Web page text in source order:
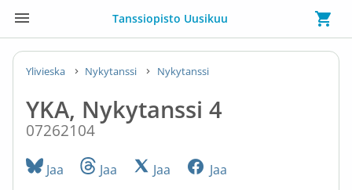
Tanssiopisto Uusikuu
Ylivieska Nykytanssi Nykytanssi
YKA, Nykytanssi 4
07262104
Jaa Jaa Jaa
Jaa